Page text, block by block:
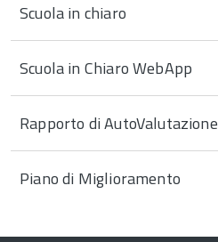
Scuola in chiaro
Scuola in Chiaro WebApp
Rapporto di AutoValutazione
Piano di Miglioramento